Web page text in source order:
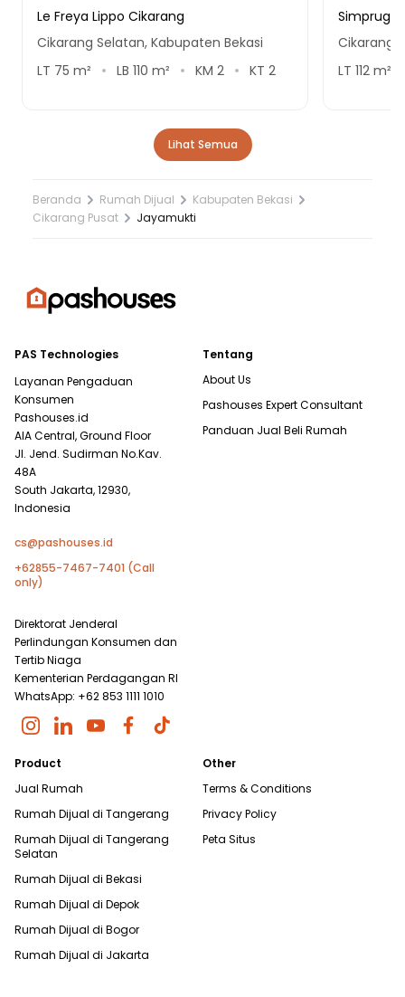
Le Freya Lippo Cikarang
Cikarang Selatan, Kabupaten Bekasi
LT 75 m² LB 110 m² KM 2 KT 2
Simprug
Cikarang
LT 112m²
Lihat Semua
Beranda Rumah Dijual
Kabupaten Bekasi
Cikarang Pusat
Jayamukti
PAS Technologies
Layanan Pengaduan
Konsumen
Pashouses.id
AIA Central, Ground Floor
Jl. Jend. Sudirman No.Kav.
48A
South Jakarta, 12930,
Indonesia
cs@pashouses.id
+62855-7467-7401 (Call
only)
Direktorat Jenderal
Perlindungan Konsumen dan
Tertib Niaga
Kementerian Perdagangan RI
WhatsApp: +62 853 1111 1010
Tentang
About Us
Pashouses Expert Consultant
Panduan Jual Beli Rumah
Product
Jual Rumah
Rumah Dijual di Tangerang
Rumah Dijual di Tangerang
Selatan
Rumah Dijual di Bekasi
Rumah Dijual di Depok
Rumah Dijual di Bogor
Rumah Dijual di Jakarta
Other
Terms & Conditions
Privacy Policy
Peta Situs